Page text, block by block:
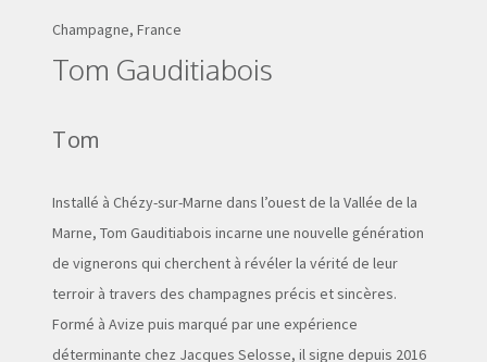
Champagne, France
Tom Gauditiabois
Tom
Installé à Chézy-sur-Marne dans l’ouest de la Vallée de la
Marne, Tom Gauditiabois incarne une nouvelle génération
de vignerons qui cherchent à révéler la vérité de leur
terroir à travers des champagnes précis et sincères.
Formé à Avize puis marqué par une expérience
déterminante chez Jacques Selosse, il signe depuis 2016